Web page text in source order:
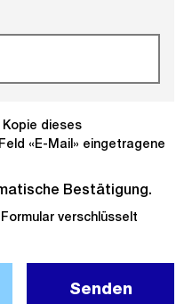
Kopie dieses
«E-Mail» eingetragene
Bestätigung.
verschlüsselt
Senden